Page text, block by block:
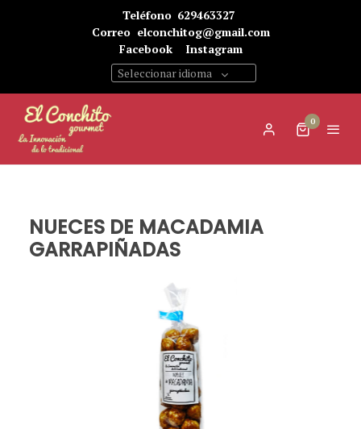
Teléfono 629463327
Correo elconchitog@gmail.com
Facebook
Instagram
Seleccionar idioma
0
NUECES DE MACADAMIA
GARRAPIÑADAS